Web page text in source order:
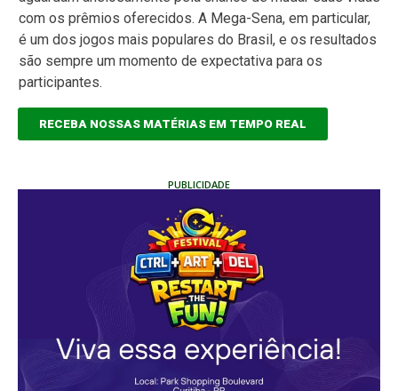
com os prêmios oferecidos. A Mega-Sena, em particular,
é um dos jogos mais populares do Brasil, e os resultados
são sempre um momento de expectativa para os
participantes.
RECEBA NOSSAS MATÉRIAS EM TEMPO REAL
PUBLICIDADE